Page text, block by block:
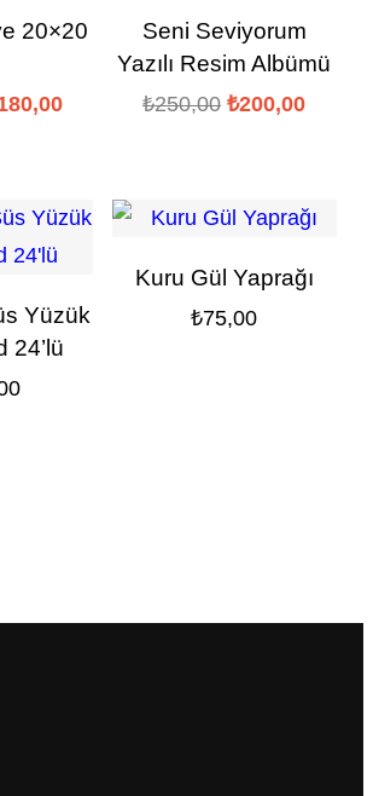
20×20
Şu
₺180,00.
Seni Seviyorum
Yazılı Resim Albümü
₺250,00 Orijinal
₺200,00Şu
Yüzük
24’lü
Kuru Gül Yaprağı
₺75,00